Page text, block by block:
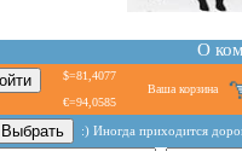
О
$=81,4077
€=94,0585
Ваша корзина
:) Иногда приходится